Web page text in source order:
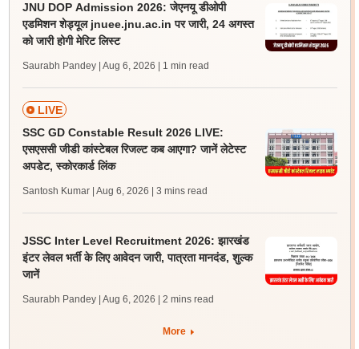
JNU DOP Admission 2026: जेएनयू डीओपी
एडमिशन शेड्यूल jnuee.jnu.ac.in पर जारी, 24 अगस्त
को जारी होगी मेरिट लिस्ट
Saurabh Pandey | Aug 6, 2026 | 1 min read
LIVE
SSC GD Constable Result 2026 LIVE:
एसएससी जीडी कांस्टेबल रिजल्ट कब आएगा? जानें लेटेस्ट
अपडेट, स्कोरकार्ड लिंक
Santosh Kumar | Aug 6, 2026 | 3 mins read
JSSC Inter Level Recruitment 2026: झारखंड
इंटर लेवल भर्ती के लिए आवेदन जारी, पात्रता मानदंड, शुल्क
जानें
Saurabh Pandey | Aug 6, 2026 | 2 mins read
More